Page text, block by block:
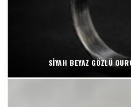
SIYAH BEYAZ GÖZLÜ